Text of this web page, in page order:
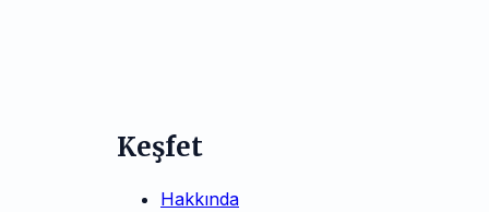
Keşfet
Hakkında